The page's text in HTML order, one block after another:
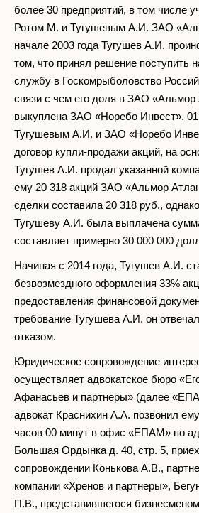
более 30 предприятий, в том числе
Ротом М. и Тугушевым А.И. ЗАО
начале 2003 года Тугушев А.И.
том, что принял решение поступить
службу в Госкомрыболовство
связи с чем его доля в ЗАО «Альмор
выкуплена ЗАО «Норебо Инвест».
Тугушевым А.И. и ЗАО «Норебо
договор купли-продажи акций, на
Тугушев А.И. продал указанной
ему 20 318 акций ЗАО «Альмор
сделки составила 20 318 руб.,
Тугушеву А.И. была выплачена
составляет примерно 30 000 000
Начиная с 2014 года, Тугушев А.И.
безвозмездного оформления 33%
предоставления финансовой
требование Тугушева А.И. он
отказом.
Юридическое сопровождение
осуществляет адвокатское бюро
Афанасьев и партнеры» (далее
адвокат Краснихин А.А. позвонил
часов 00 минут в офис «ЕПАМ» по
Большая Ордынка д. 40, стр. 5,
сопровождении Конькова А.В.,
компании «Хренов и партнеры»,
П.В., представившегося